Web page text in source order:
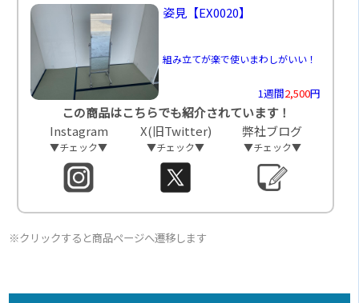
姿見 【EX0020】
組み立てが楽で使いまわしがいい！
1週間2,500円
この商品はこちらでも紹介されています！
Instagram
▼チェック▼
X(旧Twitter)
▼チェック▼
弊社ブログ
▼チェック▼
※クリックすると商品ページへ遷移します